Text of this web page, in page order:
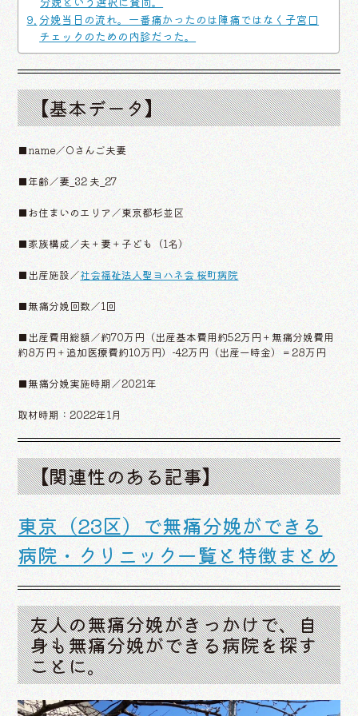
分娩当日の流れ。一番痛かったのは陣痛ではなく子宮口
チェックのための内診だった。
【基本データ】
■name／Oさんご夫妻
■年齢／妻_32 夫_27
■お住まいのエリア／東京都杉並区
■家族構成／夫＋妻＋子ども（1名）
■出産施設／社会福祉法人聖ヨハネ会 桜町病院
■無痛分娩回数／1回
■出産費用総額／約70万円（出産基本費用約52万円＋無痛分娩費用
約8万円＋追加医療費約10万円）-42万円（出産一時金）＝28万円
■無痛分娩実施時期／2021年
取材時期：2022年1月
【関連性のある記事】
東京（23区）で無痛分娩ができる
病院・クリニック一覧と特徴まとめ
友人の無痛分娩がきっかけで、自
身も無痛分娩ができる病院を探す
ことに。